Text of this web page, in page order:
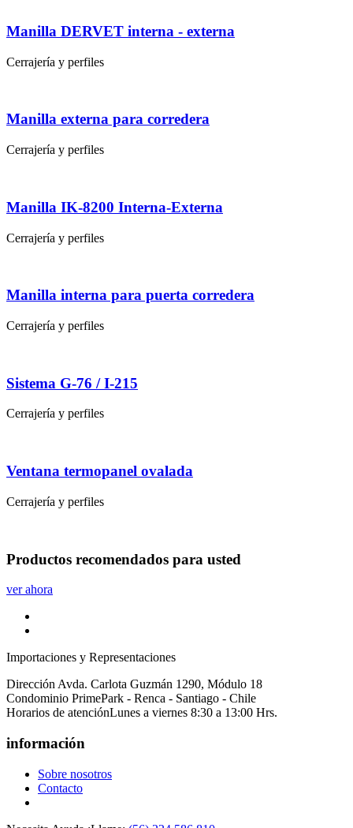
Manilla DERVET interna - externa
Cerrajería y perfiles
Manilla externa para corredera
Cerrajería y perfiles
Manilla IK-8200 Interna-Externa
Cerrajería y perfiles
Manilla interna para puerta corredera
Cerrajería y perfiles
Sistema G-76 / I-215
Cerrajería y perfiles
Ventana termopanel ovalada
Cerrajería y perfiles
Productos recomendados para usted
ver ahora
Importaciones y Representaciones
Dirección Avda. Carlota Guzmán 1290, Módulo 18
Condominio PrimePark - Renca - Santiago - Chile
Horarios de atenciónLunes a viernes 8:30 a 13:00 Hrs.
información
Sobre nosotros
Contacto